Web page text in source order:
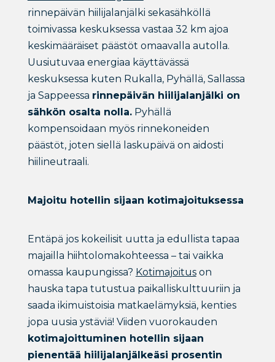
rinnepäivän hiilijalanjälki sekasähköllä
toimivassa keskuksessa vastaa 32 km ajoa
keskimääräiset päästöt omaavalla autolla.
Uusiutuvaa energiaa käyttävässä
keskuksessa kuten Rukalla, Pyhällä, Sallassa
ja Sappeessa rinnepäivän hiilijalanjälki on
sähkön osalta nolla.Pyhällä
kompensoidaan myös rinnekoneiden
päästöt, joten siellä laskupäivä on aidosti
hiilineutraali.
Majoitu hotellin sijaan kotimajoituksessa
Entäpä jos kokeilisit uutta ja edullista tapaa
majailla hiihtolomakohteessa – tai vaikka
omassa kaupungissa? Kotimajoituson
hauska tapa tutustua paikalliskulttuuriin ja
saada ikimuistoisia matkaelämyksiä, kenties
jopa uusia ystäviä! Viiden vuorokauden
kotimajoittuminen hotellin sijaan
pienentää hiilijalanjälkeäsi prosentin